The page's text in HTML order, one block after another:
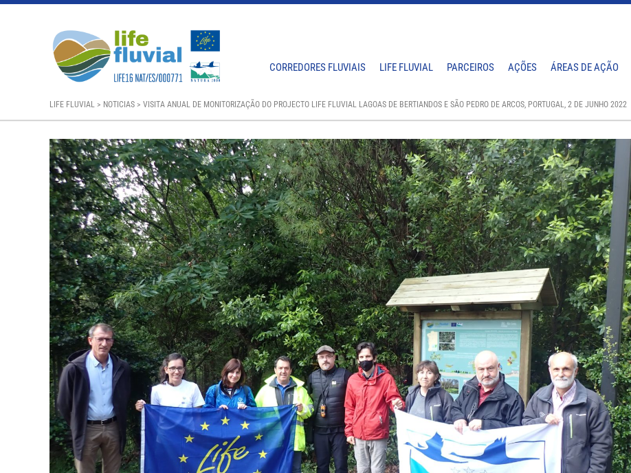
LIFE FLUVIAL > NOTICIAS > VISITA ANUAL DE MONITORIZAÇÃO DO PROJECTO LIFE FLUVIAL LAGOAS DE BERTIANDOS E SÃO PEDRO DE ARCOS, PORTUGAL, 2 DE JUNHO 2022
CORREDORES FLUVIAIS LIFE FLUVIAL PARCEIROS AÇÕES ÁREAS DE AÇÃO